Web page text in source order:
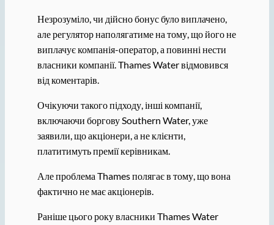
Незрозуміло, чи дійсно бонус було виплачено,
але регулятор наполягатиме на тому, що його не
виплачує компанія-оператор, а повинні нести
власники компанії. Thames Water відмовився
від коментарів.
Очікуючи такого підходу, інші компанії,
включаючи боргову Southern Water, уже
заявили, що акціонери, а не клієнти,
платитимуть премії керівникам.
Але проблема Thames полягає в тому, що вона
фактично не має акціонерів.
Раніше цього року власники Thames Water